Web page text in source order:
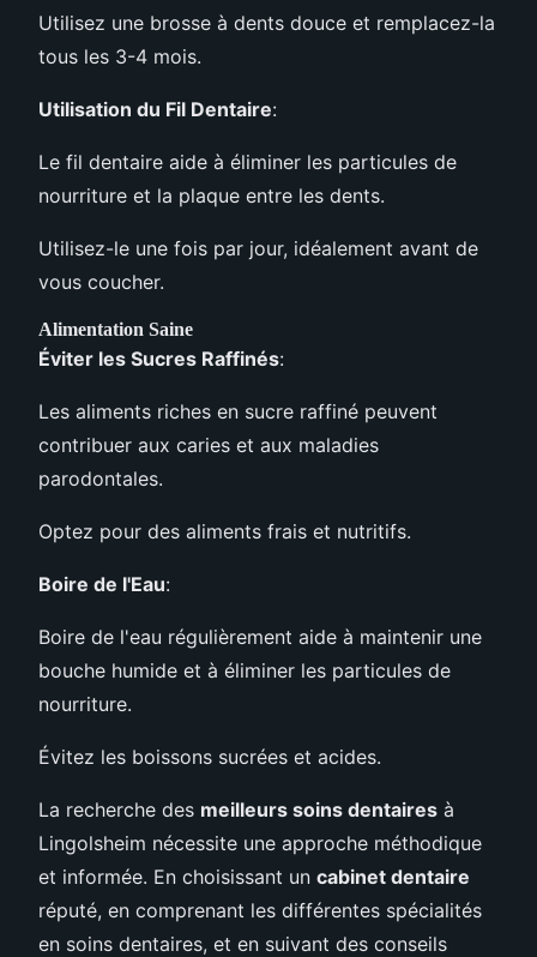
Utilisez une brosse à dents douce et remplacez-la
tous les 3-4 mois.
Utilisation du Fil Dentaire:
Le fil dentaire aide à éliminer les particules de
nourriture et la plaque entre les dents.
Utilisez-le une fois par jour, idéalement avant de
vous coucher.
Alimentation Saine
Éviter les Sucres Raffinés:
Les aliments riches en sucre raffiné peuvent
contribuer aux caries et aux maladies
parodontales.
Optez pour des aliments frais et nutritifs.
Boire de l'Eau:
Boire de l'eau régulièrement aide à maintenir une
bouche humide et à éliminer les particules de
nourriture.
Évitez les boissons sucrées et acides.
La recherche des meilleurs soins dentaires à
Lingolsheim nécessite une approche méthodique
et informée. En choisissant un cabinet dentaire
réputé, en comprenant les différentes spécialités
en soins dentaires, et en suivant des conseils